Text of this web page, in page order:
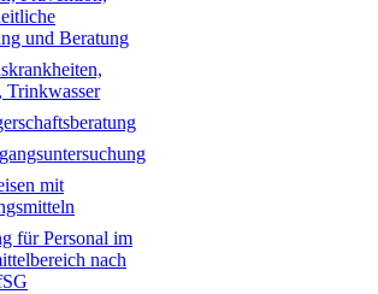
und Beratung
Trinkwasser
mit
für Personal im
nach